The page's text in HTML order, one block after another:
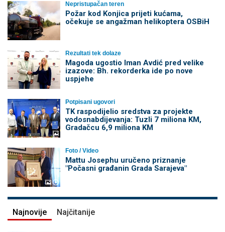
Nepristupačan teren
Požar kod Konjica prijeti kućama,
očekuje se angažman helikoptera OSBiH
Rezultati tek dolaze
Magoda ugostio Iman Avdić pred velike
izazove: Bh. rekorderka ide po nove
uspjehe
Potpisani ugovori
TK raspodijelio sredstva za projekte
vodosnabdijevanja: Tuzli 7 miliona KM,
Gradačcu 6,9 miliona KM
Foto / Video
Mattu Josephu uručeno priznanje
"Počasni građanin Grada Sarajeva"
Najnovije Najčitanije